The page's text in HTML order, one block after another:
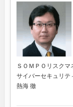
ＳＯＭＰＯリスクマ
サイバーセキュリテ
熱海 徹